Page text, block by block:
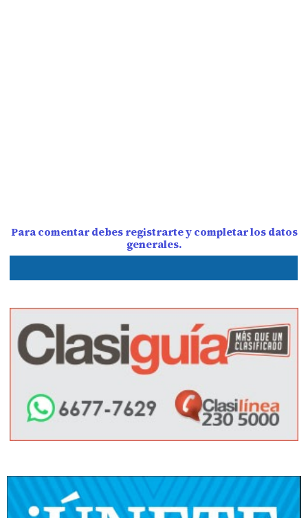
Para comentar debes registrarte y completar los datos
generales.